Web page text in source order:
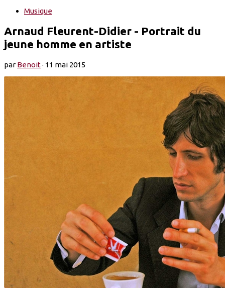
Musique
Arnaud Fleurent-Didier - Portrait du
jeune homme en artiste
parBenoit· 11 mai 2015